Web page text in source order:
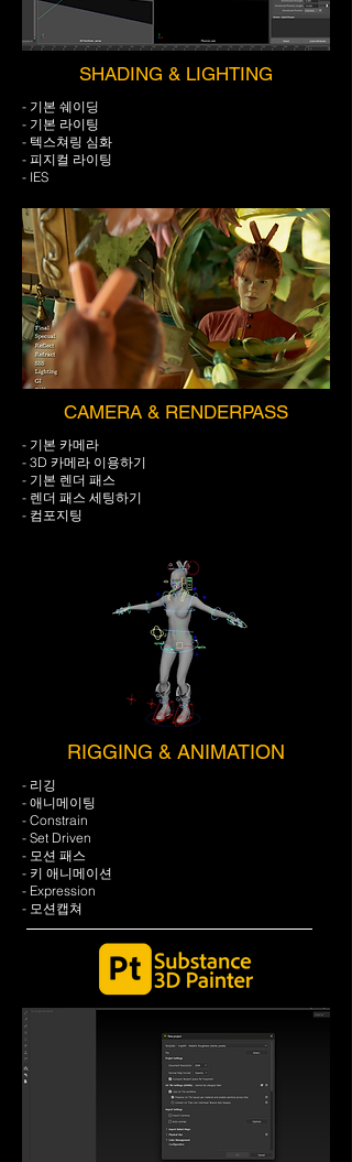
SHADING & LIGHTING
- 기본 쉐이딩
- 기본 라이팅
- 텍스쳐링 심화
- 피지컬 라이팅
- IES
CAMERA & RENDERPASS
- 기본 카메라
- 3D 카메라 이용하기
- 기본 렌더 패스
- 렌더 패스 세팅하기
- 컴포지팅
RIGGING & ANIMATION
- 리깅
- 애니메이팅
- Constrain
- Set Driven
- 모션 패스
- 키 애니메이션
- Expression
- 모션캡쳐